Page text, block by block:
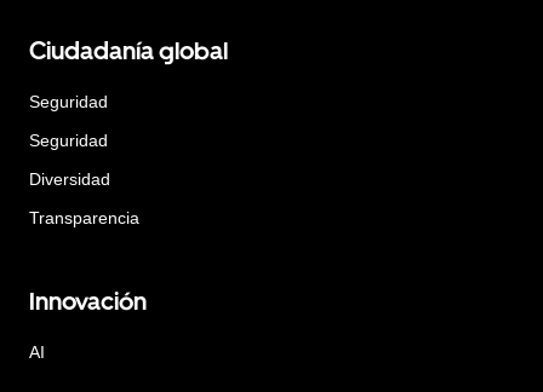
Ciudadanía global
Seguridad
Seguridad
Diversidad
Transparencia
Innovación
AI